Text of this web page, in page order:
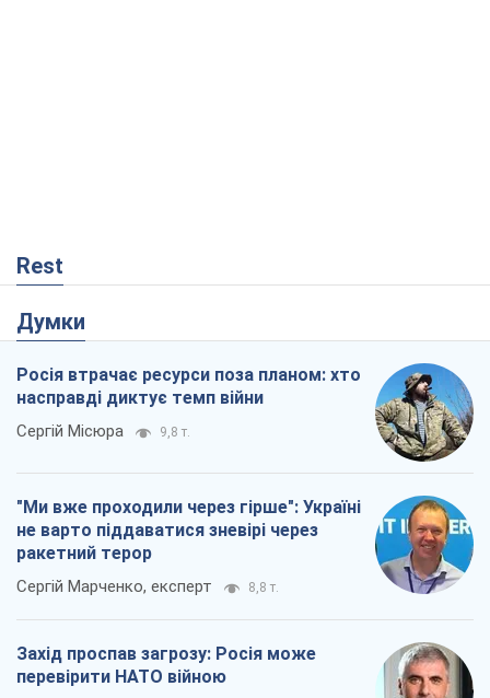
Rest
Думки
Росія втрачає ресурси поза планом: хто
насправді диктує темп війни
Сергій Місюра 9,8 т.
"Ми вже проходили через гірше": Україні
не варто піддаватися зневірі через
ракетний терор
Сергій Марченко, експерт 8,8 т.
Захід проспав загрозу: Росія може
перевірити НАТО війною